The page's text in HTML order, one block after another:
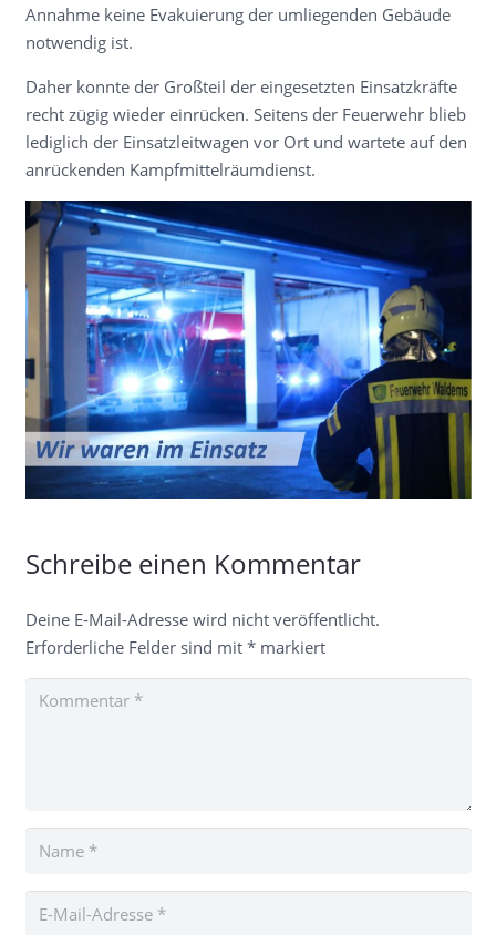
Annahme keine Evakuierung der umliegenden Gebäude
notwendig ist.
Daher konnte der Großteil der eingesetzten Einsatzkräfte
recht zügig wieder einrücken. Seitens der Feuerwehr blieb
lediglich der Einsatzleitwagen vor Ort und wartete auf den
anrückenden Kampfmittelräumdienst.
Schreibe einen Kommentar
Deine E-Mail-Adresse wird nicht veröffentlicht.
Erforderliche Felder sind mit *markiert